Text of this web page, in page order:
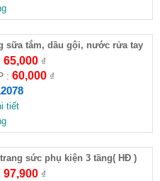
sữa tắm, dầu gội, nước rửa tay
65,000₫
: 60,000₫
tiết
sức phụ kiện 3 tầng( HĐ )
97,900₫